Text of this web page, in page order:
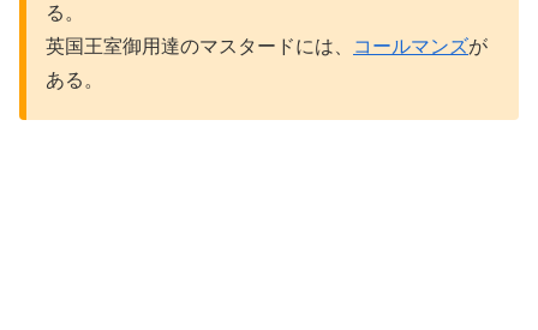
る。
英国王室御用達のマスタードには、
コールマンズが
ある。